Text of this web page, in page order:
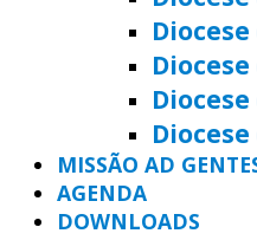
MISSÃO AD
AGENDA
DOWNLOADS